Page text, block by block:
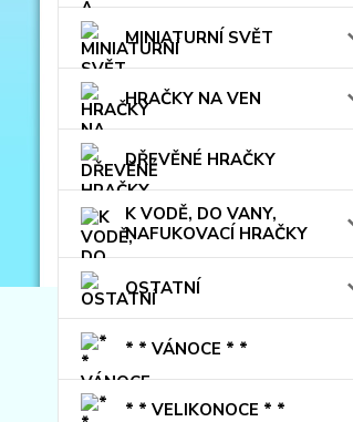
MINIATURNÍ SVĚT
HRAČKY NA VEN
DŘEVĚNÉ HRAČKY
K VODĚ, DO VANY,
NAFUKOVACÍ HRAČKY
OSTATNÍ
* * VÁNOCE * *
* * VELIKONOCE * *